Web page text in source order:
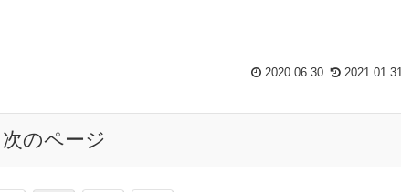
2020.06.30
次のページ